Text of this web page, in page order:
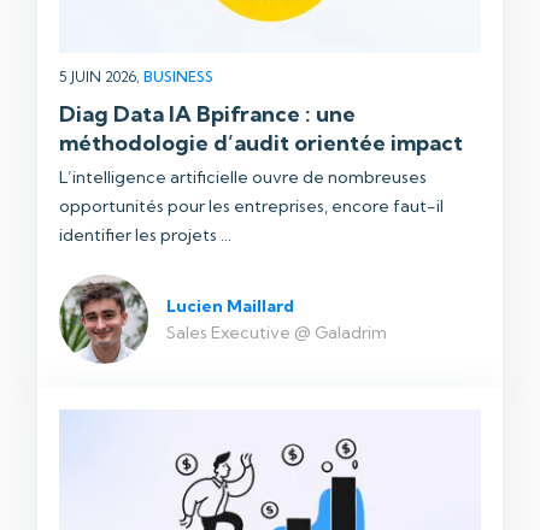
5 JUIN 2026, BUSINESS
Diag Data IA Bpifrance : une
méthodologie d’audit orientée impact
L’intelligence artificielle ouvre de nombreuses
opportunités pour les entreprises, encore faut-il
identifier les projets ...
Lucien Maillard
Sales Executive @ Galadrim